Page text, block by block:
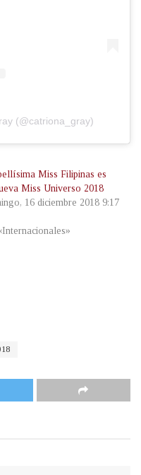
(@catriona_gray)
Miss Filipinas es
Miss Universo 2018
16 diciembre 2018 9:17